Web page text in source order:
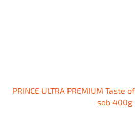
PRINCE ULTRA PREMIUM Taste
sob 400g